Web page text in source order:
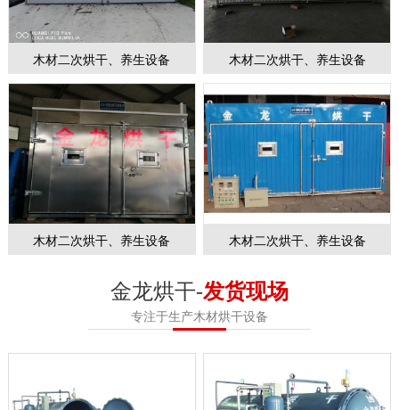
木材二次烘干、养生设备 木材二次烘干、养生设备
木材二次烘干、养生设备 木材二次烘干、养生设备
金龙烘干-发货现场
专注于生产木材烘干设备